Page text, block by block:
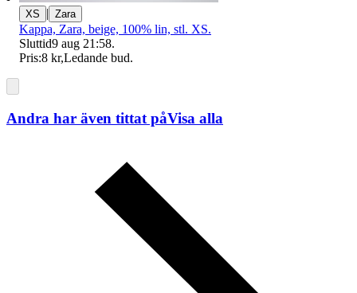
XS | Zara
Kappa, Zara, beige, 100% lin, stl. XS.
Sluttid9 aug 21:58.
Pris:8 kr,Ledande bud.
Andra har även tittat påVisa alla